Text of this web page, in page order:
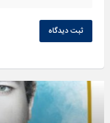
ثبت دیدگاه